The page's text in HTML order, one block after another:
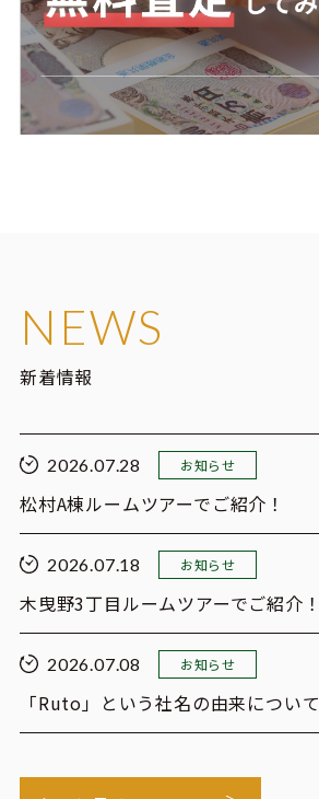
NEWS
新着情報
2026.07.28 お知らせ
松村A棟ルームツアーでご紹介！
2026.07.18 お知らせ
木曳野3丁目ルームツアーでご紹介！
2026.07.08 お知らせ
「Ruto」という社名の由来について